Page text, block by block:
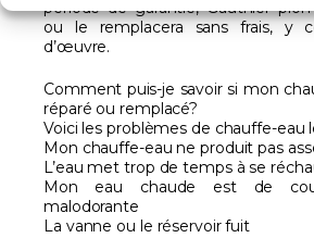
période de garantie, Gauthier
ou le remplacera sans frais, y
d’œuvre.
Comment puis-je savoir si mon
réparé ou remplacé?
Voici les problèmes de chauffe-eau
Mon chauffe-eau ne produit pas
L’eau met trop de temps à se
Mon eau chaude est de
malodorante
La vanne ou le réservoir fuit